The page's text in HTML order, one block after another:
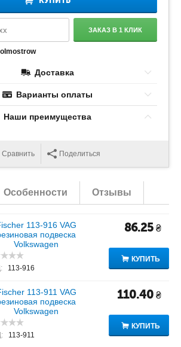
ЗАКАЗ В 1 КЛИК
Доставка
Варианты оплаты
Наши преимущества
Сравнить Поделиться
Особенности Отзывы
113-916 VAG
подвеска
Volkswagen
113-916
86.25 ₴
КУПИТЬ
113-911 VAG
подвеска
Volkswagen
113-911
110.40 ₴
КУПИТЬ